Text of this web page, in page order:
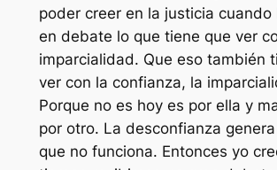
poder creer en la justicia cuando
en debate lo que tiene que ver
imparcialidad. Que eso también
ver con la confianza, la
Porque no es hoy es por ella y
por otro. La desconfianza
que no funciona. Entonces yo